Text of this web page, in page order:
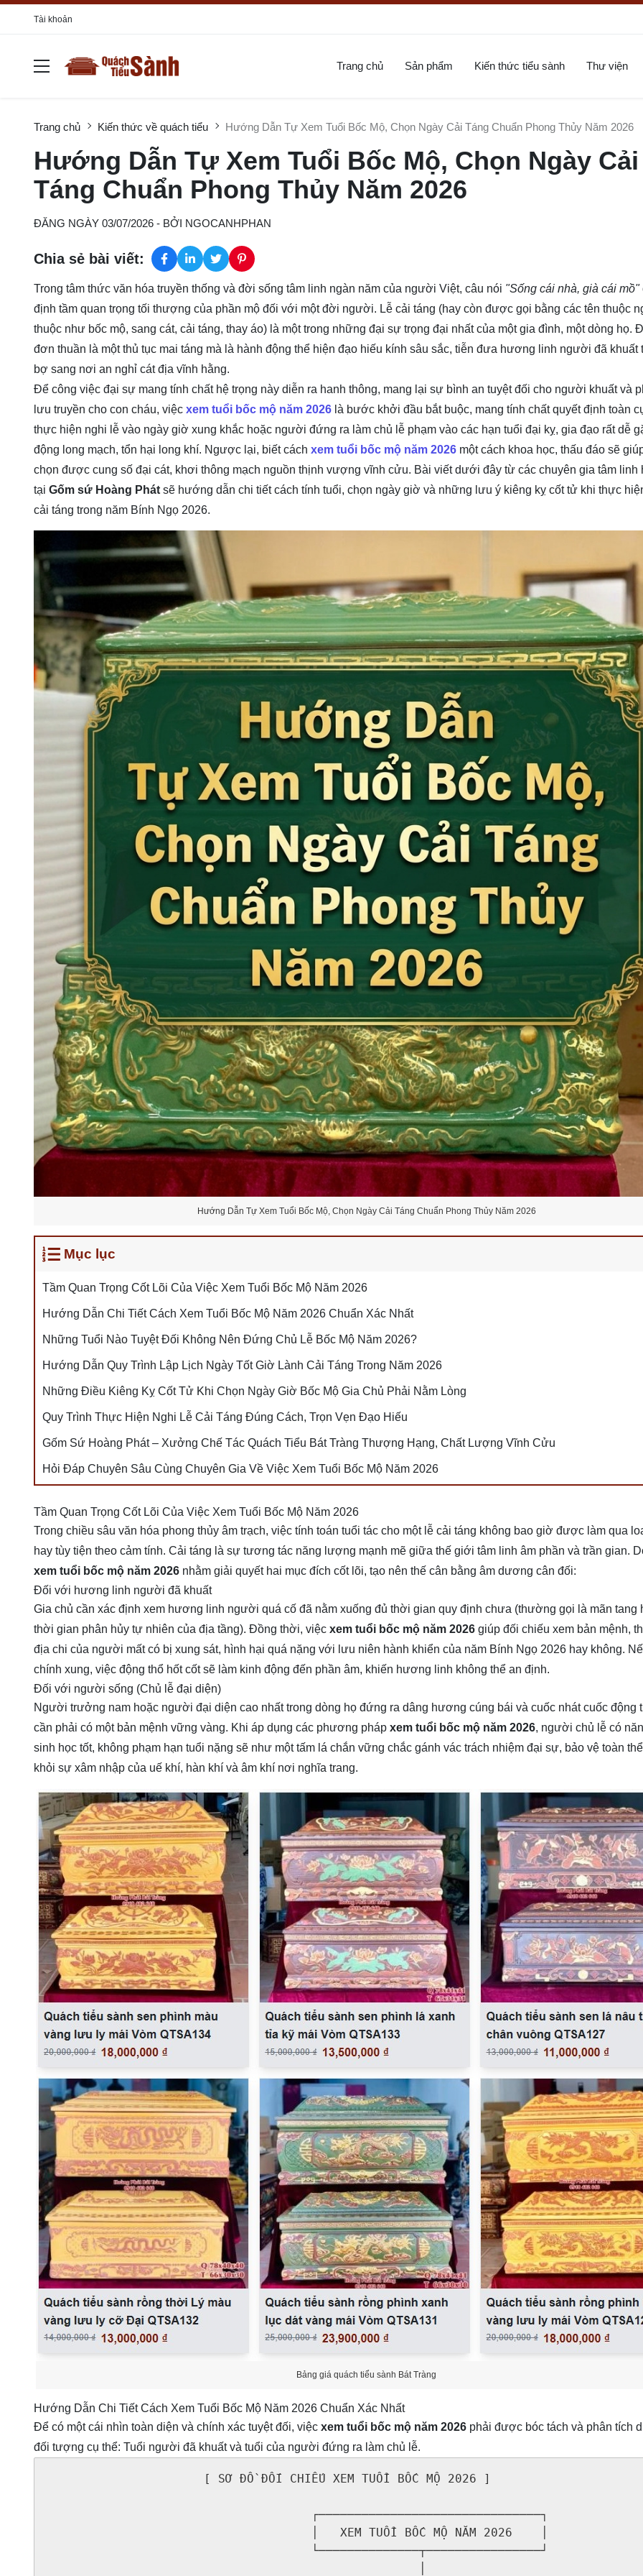
Tài khoản
Trang chủ Sản phẩm Kiến thức tiểu sành Thư viện
Trang chủ Kiến thức về quách tiểu Hướng Dẫn Tự Xem Tuổi Bốc Mộ, Chọn Ngày Cải Táng Chuẩn Phong Thủy Năm 2026
Hướng Dẫn Tự Xem Tuổi Bốc Mộ, Chọn Ngày Cải
Táng Chuẩn Phong Thủy Năm 2026
ĐĂNG NGÀY 03/07/2026 - BỞI NGOCANHPHAN
Chia sẻ bài viết:
Trong tâm thức văn hóa truyền thống và đời sống tâm linh ngàn năm của người Việt, câu nói "Sống cái nhà, già cái mồ"
định tầm quan trọng tối thượng của phần mộ đối với một đời người. Lễ cải táng (hay còn được gọi bằng các tên thuộc
thuộc như bốc mộ, sang cát, cải táng, thay áo) là một trong những đại sự trọng đại nhất của một gia đình, một dòng họ.
đơn thuần là một thủ tục mai táng mà là hành động thể hiện đạo hiếu kính sâu sắc, tiễn đưa hương linh người đã khuất
bợ sang nơi an nghỉ cát địa vĩnh hằng.
Để công việc đại sự mang tính chất hệ trọng này diễn ra hanh thông, mang lại sự bình an tuyệt đối cho người khuất và
lưu truyền cho con cháu, việc xem tuổi bốc mộ năm 2026 là bước khởi đầu bắt buộc, mang tính chất quyết định toàn
thực hiện nghi lễ vào ngày giờ xung khắc hoặc người đứng ra làm chủ lễ phạm vào các hạn tuổi đại kỵ, gia đạo rất dễ
động long mạch, tổn hại long khí. Ngược lại, biết cách xem tuổi bốc mộ năm 2026 một cách khoa học, thấu đáo sẽ
chọn được cung số đại cát, khơi thông mạch nguồn thịnh vượng vĩnh cửu. Bài viết dưới đây từ các chuyên gia tâm linh
tại Gốm sứ Hoàng Phát sẽ hướng dẫn chi tiết cách tính tuổi, chọn ngày giờ và những lưu ý kiêng kỵ cốt tử khi thực
cải táng trong năm Bính Ngọ 2026.
Hướng Dẫn Tự Xem Tuổi Bốc Mộ, Chọn Ngày Cải Táng Chuẩn Phong Thủy Năm 2026
Mục lục
Tầm Quan Trọng Cốt Lõi Của Việc Xem Tuổi Bốc Mộ Năm 2026
Hướng Dẫn Chi Tiết Cách Xem Tuổi Bốc Mộ Năm 2026 Chuẩn Xác Nhất
Những Tuổi Nào Tuyệt Đối Không Nên Đứng Chủ Lễ Bốc Mộ Năm 2026?
Hướng Dẫn Quy Trình Lập Lịch Ngày Tốt Giờ Lành Cải Táng Trong Năm 2026
Những Điều Kiêng Kỵ Cốt Tử Khi Chọn Ngày Giờ Bốc Mộ Gia Chủ Phải Nằm Lòng
Quy Trình Thực Hiện Nghi Lễ Cải Táng Đúng Cách, Trọn Vẹn Đạo Hiếu
Gốm Sứ Hoàng Phát – Xưởng Chế Tác Quách Tiểu Bát Tràng Thượng Hạng, Chất Lượng Vĩnh Cửu
Hỏi Đáp Chuyên Sâu Cùng Chuyên Gia Về Việc Xem Tuổi Bốc Mộ Năm 2026
Tầm Quan Trọng Cốt Lõi Của Việc Xem Tuổi Bốc Mộ Năm 2026
Trong chiều sâu văn hóa phong thủy âm trạch, việc tính toán tuổi tác cho một lễ cải táng không bao giờ được làm qua
hay tùy tiện theo cảm tính. Cải táng là sự tương tác năng lượng mạnh mẽ giữa thế giới tâm linh âm phần và trần gian.
xem tuổi bốc mộ năm 2026 nhằm giải quyết hai mục đích cốt lõi, tạo nên thế cân bằng âm dương cân đối:
Đối với hương linh người đã khuất
Gia chủ cần xác định xem hương linh người quá cố đã nằm xuống đủ thời gian quy định chưa (thường gọi là mãn tang
thời gian phân hủy tự nhiên của địa tầng). Đồng thời, việc xem tuổi bốc mộ năm 2026 giúp đối chiếu xem bản mệnh,
địa chi của người mất có bị xung sát, hình hại quá nặng với lưu niên hành khiển của năm Bính Ngọ 2026 hay không.
chính xung, việc động thổ hốt cốt sẽ làm kinh động đến phần âm, khiến hương linh không thể an định.
Đối với người sống (Chủ lễ đại diện)
Người trưởng nam hoặc người đại diện cao nhất trong dòng họ đứng ra dâng hương cúng bái và cuốc nhát cuốc động
cần phải có một bản mệnh vững vàng. Khi áp dụng các phương pháp xem tuổi bốc mộ năm 2026, người chủ lễ có
sinh học tốt, không phạm hạn tuổi nặng sẽ như một tấm lá chắn vững chắc gánh vác trách nhiệm đại sự, bảo vệ toàn
khỏi sự xâm nhập của uế khí, hàn khí và âm khí nơi nghĩa trang.
Bảng giá quách tiểu sành Bát Tràng
Hướng Dẫn Chi Tiết Cách Xem Tuổi Bốc Mộ Năm 2026 Chuẩn Xác Nhất
Để có một cái nhìn toàn diện và chính xác tuyệt đối, việc xem tuổi bốc mộ năm 2026 phải được bóc tách và phân tích
đối tượng cụ thể: Tuổi người đã khuất và tuổi của người đứng ra làm chủ lễ.
                      [ SƠ ĐỒ ĐỐI CHIẾU XEM TUỔI BỐC MỘ 2026 ]
                                     ┌───────────────────────────────┐
                                     │   XEM TUỔI BỐC MỘ NĂM 2026    │
                                     └──────────────┬────────────────┘